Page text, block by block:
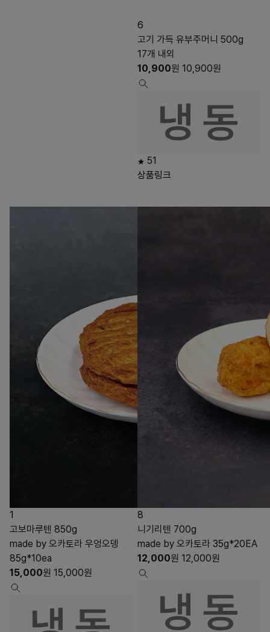
6
고기 가득 유부주머니 500g
17개 내외
10,900원 10,900원
51
상품링크
1
고보마루텐 850g
made by 오카토라 우엉오뎅
85g*10ea
15,000원 15,000원
8
니기리텐 700g
made by 오카토라 35g*20EA
12,000원 12,000원